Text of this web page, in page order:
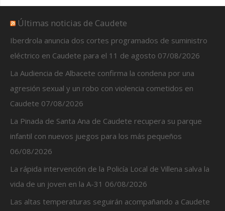
Últimas noticias de Caudete
Iberdrola anuncia dos cortes programados de suministro
eléctrico en Caudete para el 11 de agosto 07/08/2026
La Audiencia de Albacete confirma la condena por una
agresión sexual y un robo con violencia cometidos en
Caudete 07/08/2026
La Pinada de Santa Ana de Caudete recupera su parque
infantil con nuevos juegos para los más pequeños
06/08/2026
La rápida intervención de la Policía Local de Villena salva la
vida de un joven en la A-31 06/08/2026
Las altas temperaturas seguirán acompañando a Caudete